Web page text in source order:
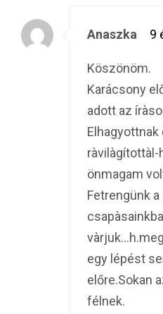
Anaszka 9
Köszönöm.
Karácsony
adott az
ràvilàgítottàl-
önmagam
Fetrengünk
egy lépést
előre.Sokan
félnek.